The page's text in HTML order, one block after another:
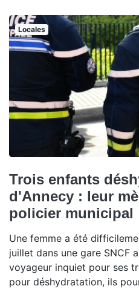
Locales
Trois enfants
d'Annecy : leur
policier municipal
Une femme a été
juillet dans une gare SNCF
voyageur inquiet pour ses
pour déshydratation, ils